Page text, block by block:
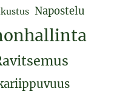
Napostelu